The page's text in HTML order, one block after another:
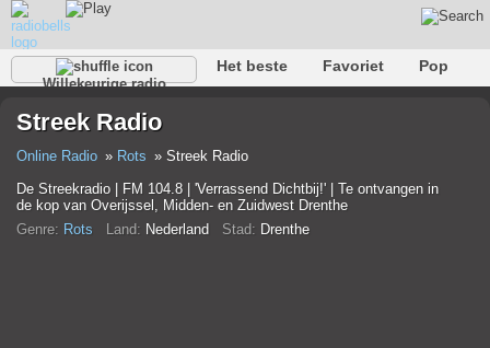
Willekeurige radio
Het beste Favoriet
Pop
Rap
Trans Falk
Streek Radio
Online Radio Rots
Streek Radio
De Streekradio | FM 104.8 | 'Verrassend Dichtbij!' | Te ontvangen in
de kop van Overijssel, Midden- en Zuidwest Drenthe
Genre: Rots Land: Nederland Stad: Drenthe